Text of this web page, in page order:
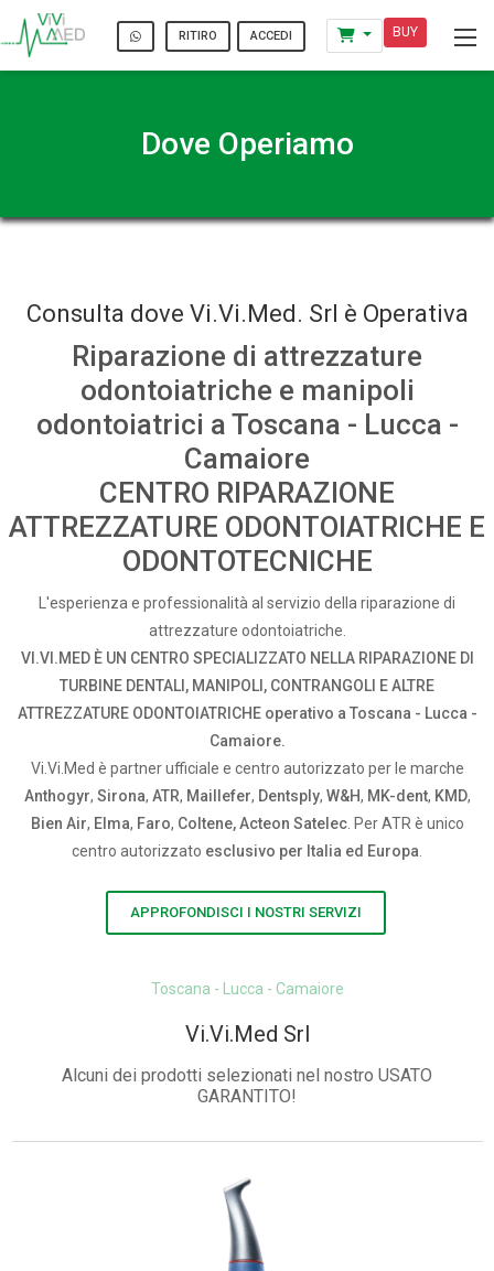
RITIRO ACCEDI BUY
Dove Operiamo
Consulta dove Vi.Vi.Med. Srl è Operativa
Riparazione di attrezzature
odontoiatriche e manipoli
odontoiatrici a Toscana - Lucca -
Camaiore
CENTRO RIPARAZIONE
ATTREZZATURE ODONTOIATRICHE E
ODONTOTECNICHE
L'esperienza e professionalità al servizio della riparazione di
attrezzature odontoiatriche.
VI.VI.MED È UN CENTRO SPECIALIZZATO NELLA RIPARAZIONE DI
TURBINE DENTALI, MANIPOLI, CONTRANGOLI E ALTRE
ATTREZZATURE ODONTOIATRICHE operativo a Toscana - Lucca -
Camaiore.
Vi.Vi.Med è partner ufficiale e centro autorizzato per le marche
Anthogyr, Sirona, ATR, Maillefer, Dentsply, W&H, MK-dent, KMD,
Bien Air, Elma, Faro, Coltene, Acteon Satelec. Per ATR è unico
centro autorizzato esclusivo per Italia ed Europa
APPROFONDISCI I NOSTRI SERVIZI
Toscana - Lucca - Camaiore
Vi.Vi.Med Srl
Alcuni dei prodotti selezionati nel nostro USATO
GARANTITO!